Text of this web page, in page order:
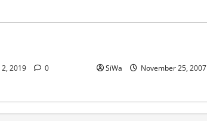
2019 0 SiWa November 25, 2007